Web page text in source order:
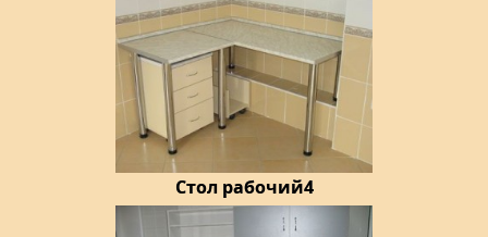
Стол рабочий4